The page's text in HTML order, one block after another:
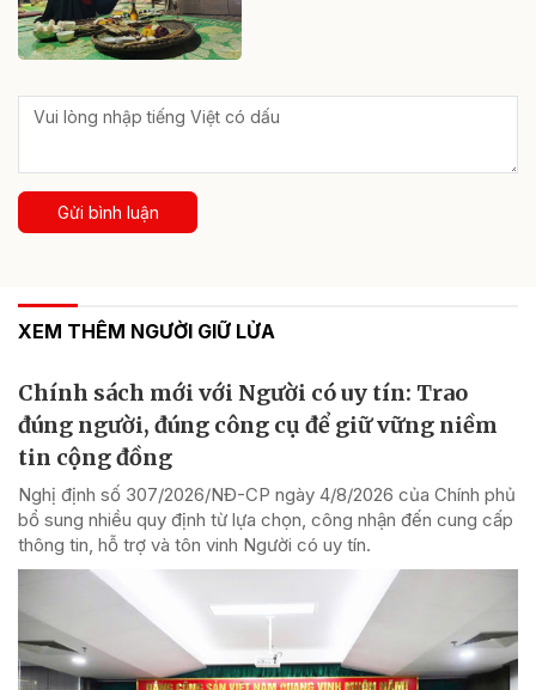
Gửi bình luận
XEM THÊM NGƯỜI GIỮ LỬA
Chính sách mới với Người có uy tín: Trao
đúng người, đúng công cụ để giữ vững niềm
tin cộng đồng
Nghị định số 307/2026/NĐ-CP ngày 4/8/2026 của Chính phủ
bổ sung nhiều quy định từ lựa chọn, công nhận đến cung cấp
thông tin, hỗ trợ và tôn vinh Người có uy tín.